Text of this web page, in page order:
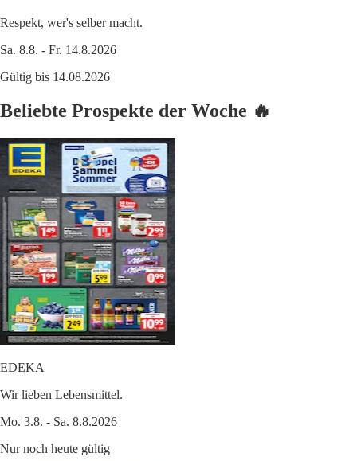
Respekt, wer's selber macht.
Sa. 8.8. - Fr. 14.8.2026
Gültig bis 14.08.2026
Beliebte Prospekte der Woche 🔥
EDEKA
Wir lieben Lebensmittel.
Mo. 3.8. - Sa. 8.8.2026
Nur noch heute gültig